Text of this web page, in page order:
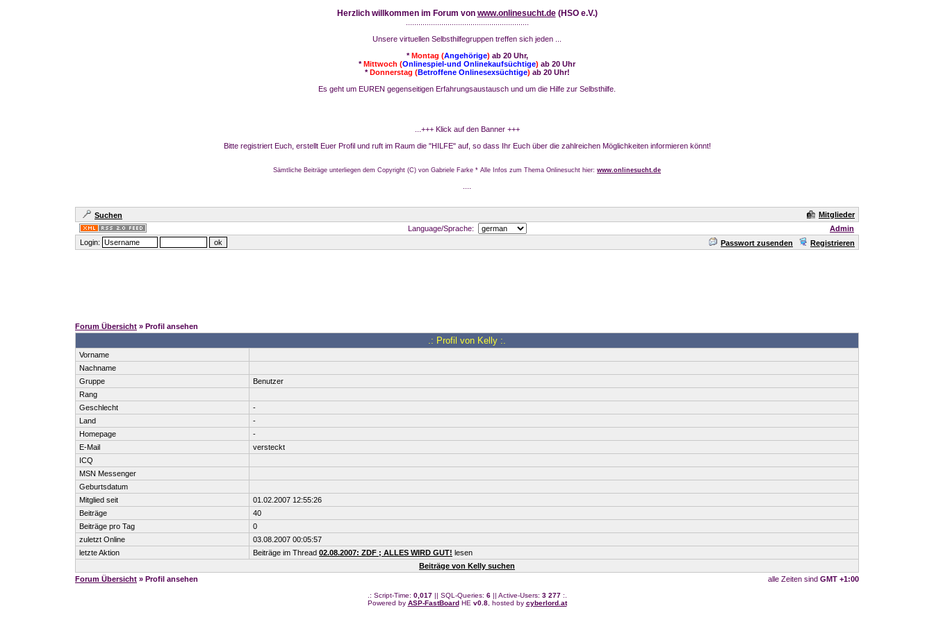
Herzlich willkommen im Forum von www.onlinesucht.de(HSO e.V.)
Unsere virtuellen Selbsthilfegruppen treffen sich jeden ...
*Montag (Angehörige) ab 20 Uhr,
*Mittwoch (Onlinespiel-und Onlinekaufsüchtige) ab 20 Uhr
*Donnerstag (Betroffene Onlinesexsüchtige) ab 20 Uhr!
Es geht um EUREN gegenseitigen Erfahrungsaustausch und um die Hilfe zur Selbsthilfe.
...+++ Klick auf den Banner +++
Bitte registriert Euch, erstellt Euer Profil und ruft im Raum die "HILFE" auf, so dass Ihr Euch über die zahlreichen Möglichkeiten informieren könnt!
Sämtliche Beiträge unterliegen dem Copyright (C) von Gabriele Farke * Alle Infos zum Thema Onlinesucht hier: www.onlinesucht.de
Suchen
Mitglieder
Language/Sprache:
Admin
Login:
Passwort zusenden Registrieren
Forum Übersicht » Profil ansehen
.: Profil von Kelly :.
Vorname
Nachname
Gruppe
Benutzer
Rang
Geschlecht
-
Land
-
Homepage
-
E-Mail
versteckt
ICQ
MSN Messenger
Geburtsdatum
Mitglied seit
01.02.2007 12:55:26
Beiträge
40
Beiträge pro Tag
0
zuletzt Online
03.08.2007 00:05:57
letzte Aktion
Beiträge im Thread 02.08.2007: ZDF ; ALLES WIRD GUT! lesen
Beiträge von Kelly suchen
Forum Übersicht » Profil ansehen alle Zeiten sind GMT +1:00
.: Script-Time: 0,017|| SQL-Queries: 6|| Active-Users: 3 277:.
Powered by ASP-FastBoardHE v0.8, hosted by cyberlord.at